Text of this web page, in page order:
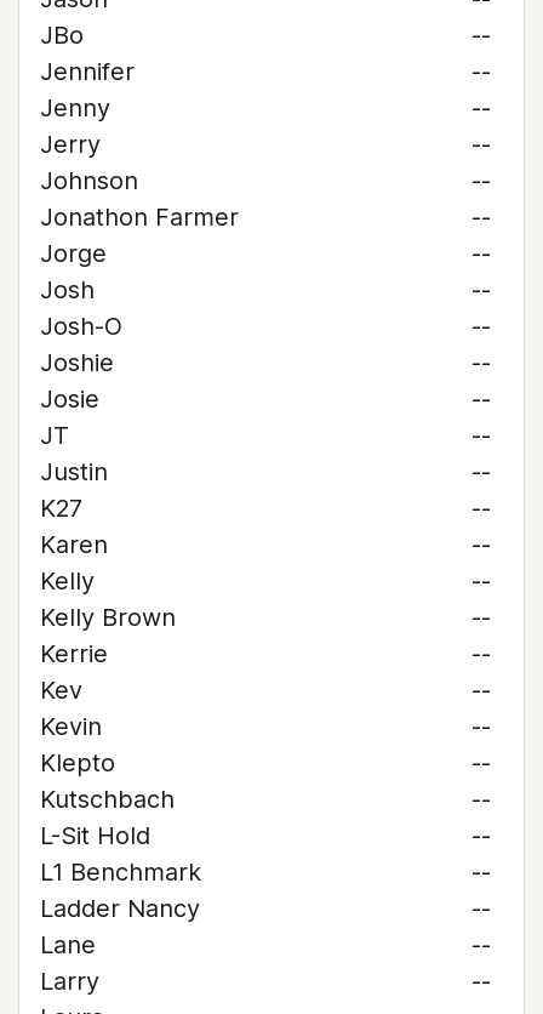
JBo
--
Jennifer
--
Jenny
--
Jerry
--
Johnson
--
Jonathon Farmer
--
Jorge
--
Josh
--
Josh-O
--
Joshie
--
Josie
--
JT
--
Justin
--
K27
--
Karen
--
Kelly
--
Kelly Brown
--
Kerrie
--
Kev
--
Kevin
--
Klepto
--
Kutschbach
--
L-Sit Hold
--
L1 Benchmark
--
Ladder Nancy
--
Lane
--
Larry
--